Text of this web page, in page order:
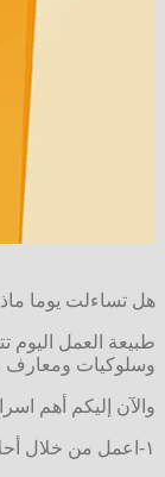
هل تساءلت يوما
طبيعة العمل اليوم
وسلوكيات ومعارف
والآن إليكم أهم
١-اعمل من خلال أحلامك وشغفك